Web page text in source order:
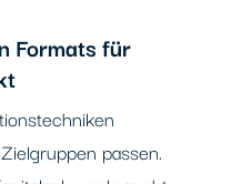
Formats für
passen.